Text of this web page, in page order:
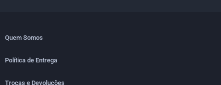
Quem Somos
Política de Entrega
Trocas e Devoluções